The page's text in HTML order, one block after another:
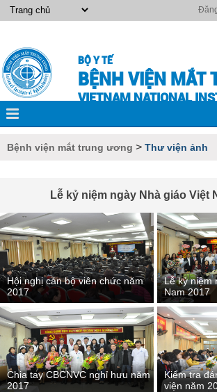
BỘ Y TẾ
BỆNH VIỆN MẮT
VIETNAM NATIONAL
Bệnh viện mắt trung ương > Thư viện ảnh
Lễ kỷ niệm ngày Nhà giáo Việt
Hội nghị cán bộ viên chức năm
2017
Lễ kỷ niệm
Nam 2017
Chia tay CBCNVC nghỉ hưu năm
2017
Kiểm tra
viện năm